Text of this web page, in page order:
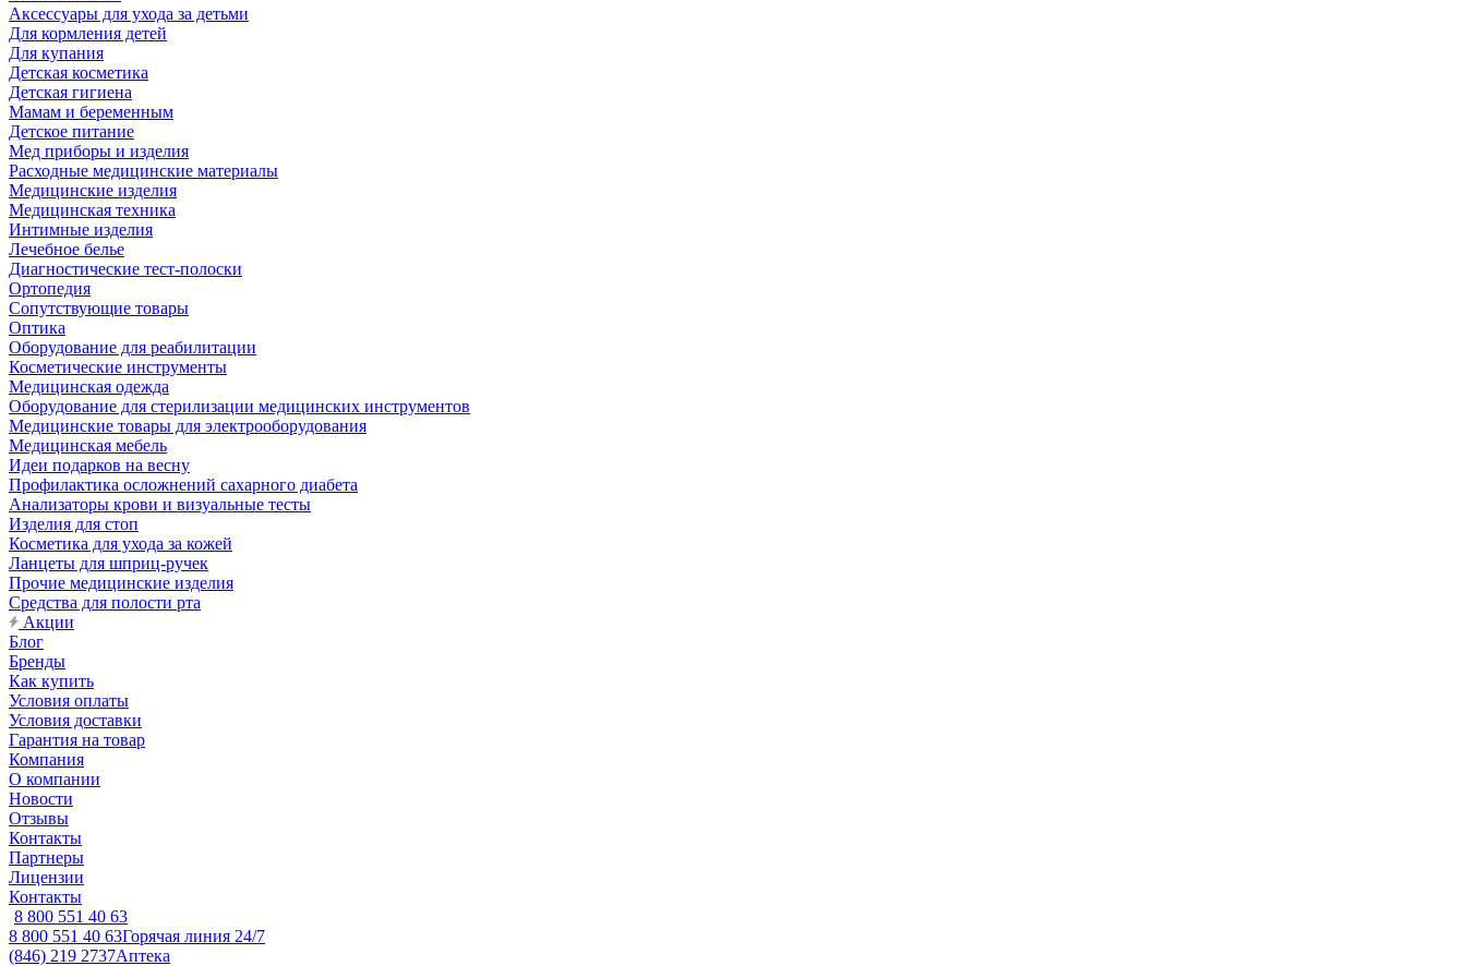
Аксессуары для ухода за детьми
Для кормления детей
Для купания
Детская косметика
Детская гигиена
Мамам и беременным
Детское питание
Мед приборы и изделия
Расходные медицинские материалы
Медицинские изделия
Медицинская техника
Интимные изделия
Лечебное белье
Диагностические тест-полоски
Ортопедия
Сопутствующие товары
Оптика
Оборудование для реабилитации
Косметические инструменты
Медицинская одежда
Оборудование для стерилизации медицинских инструментов
Медицинские товары для электрооборудования
Медицинская мебель
Идеи подарков на весну
Профилактика осложнений сахарного диабета
Анализаторы крови и визуальные тесты
Изделия для стоп
Косметика для ухода за кожей
Ланцеты для шприц-ручек
Прочие медицинские изделия
Средства для полости рта
Акции
Блог
Бренды
Как купить
Условия оплаты
Условия доставки
Гарантия на товар
Компания
О компании
Новости
Отзывы
Контакты
Партнеры
Лицензии
Контакты
8 800 551 40 63
8 800 551 40 63Горячая линия 24/7
(846) 219 2737Аптека